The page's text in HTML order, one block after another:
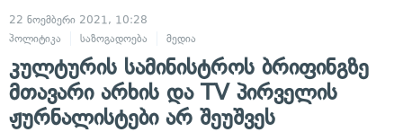
22 ნოემბერი 2021, 10:28
პოლიტიკა
საზოგადოება მედია
კულტურის სამინისტროს ბრიფინგზე
მთავარი არხის და TV პირველის
ჟურნალისტები არ შეუშვეს